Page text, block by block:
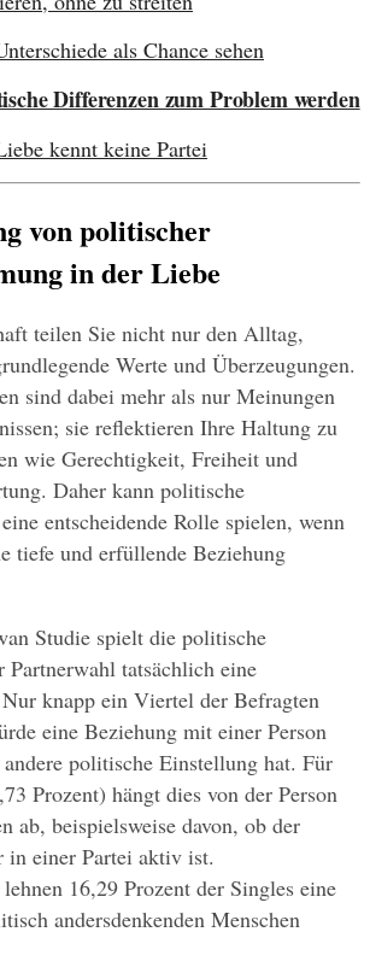
als Chance sehen
Differenzen zum Problem werden
kennt keine Partei
von politischer
in der Liebe
teilen Sie nicht nur den Alltag,
Werte und Überzeugungen.
sind dabei mehr als nur Meinungen
sie reflektieren Ihre Haltung zu
wie Gerechtigkeit, Freiheit und
Daher kann politische
entscheidende Rolle spielen, wenn
tiefe und erfüllende Beziehung
Studie spielt die politische
tatsächlich eine
knapp ein Viertel der Befragten
eine Beziehung mit einer Person
politische Einstellung hat. Für
Prozent) hängt dies von der Person
ab, beispielsweise davon, ob der
in einer Partei aktiv ist.
16,29 Prozent der Singles eine
andersdenkenden Menschen